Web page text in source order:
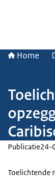
Home
Publicatie24-
Toelichtende